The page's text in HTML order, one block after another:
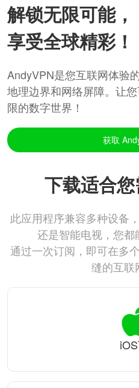
解锁无限可能，
享受全球精彩！
AndyVPN是您互联网体验
地理边界和网络屏障。让
限的数字世界！
获取
下载适合
此应用程序兼容多种设备
还是智能电视，您都
通过一次订阅，即可在多
缝的互联